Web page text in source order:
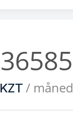
36585
KZT / måned